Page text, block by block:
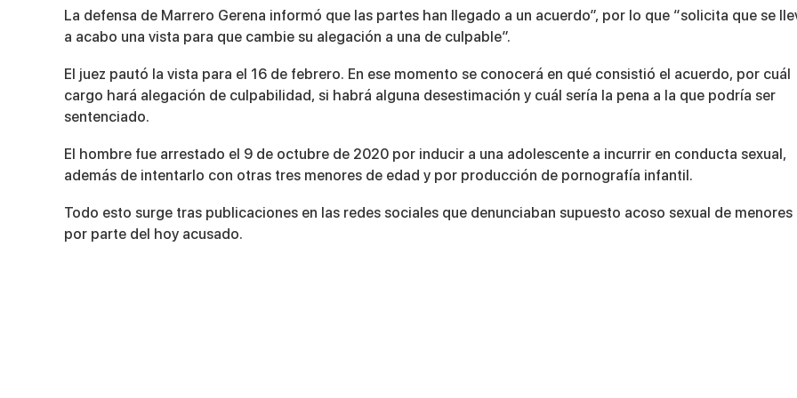
La defensa de Marrero Gerena informó que las partes han llegado a un acuerdo”, por lo que “solicita que se
a acabo una vista para que cambie su alegación a una de culpable”.
El juez pautó la vista para el 16 de febrero. En ese momento se conocerá en qué consistió el acuerdo, por cuál
cargo hará alegación de culpabilidad, si habrá alguna desestimación y cuál sería la pena a la que podría ser
sentenciado.
El hombre fue arrestado el 9 de octubre de 2020 por inducir a una adolescente a incurrir en conducta sexual,
además de intentarlo con otras tres menores de edad y por producción de pornografía infantil.
Todo esto surge tras publicaciones en las redes sociales que denunciaban supuesto acoso sexual de menores
por parte del hoy acusado.